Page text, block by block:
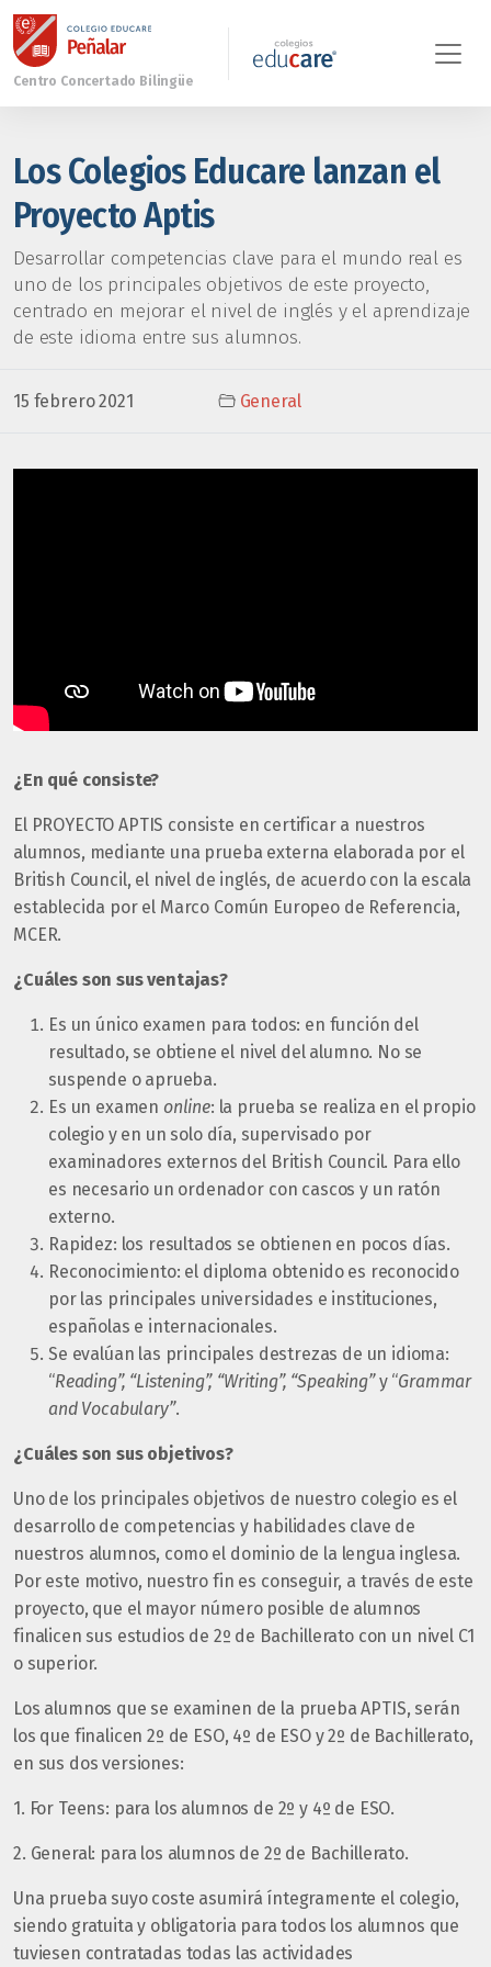
Los Colegios Educare lanzan el
Proyecto Aptis
Desarrollar competencias clave para el mundo real es
uno de los principales objetivos de este proyecto,
centrado en mejorar el nivel de inglés y el aprendizaje
de este idioma entre sus alumnos.
15 febrero 2021 General
¿En qué consiste?
El PROYECTO APTIS consiste en certificar a nuestros
alumnos, mediante una prueba externa elaborada por el
British Council, el nivel de inglés, de acuerdo con la escala
establecida por el Marco Común Europeo de Referencia,
MCER.
¿Cuáles son sus ventajas?
Es un único examen para todos: en función del
resultado, se obtiene el nivel del alumno. No se
suspende o aprueba.
Es un examen online: la prueba se realiza en el propio
colegio y en un solo día, supervisado por
examinadores externos del British Council. Para ello
es necesario un ordenador con cascos y un ratón
externo.
Rapidez: los resultados se obtienen en pocos días.
Reconocimiento: el diploma obtenido es reconocido
por las principales universidades e instituciones,
españolas e internacionales.
Se evalúan las principales destrezas de un idioma:
“Reading”, “Listening”, “Writing”, “Speaking”y “Grammar
and Vocabulary”.
¿Cuáles son sus objetivos?
Uno de los principales objetivos de nuestro colegio es el
desarrollo de competencias y habilidades clave de
nuestros alumnos, como el dominio de la lengua inglesa.
Por este motivo, nuestro fin es conseguir, a través de este
proyecto, que el mayor número posible de alumnos
finalicen sus estudios de 2º de Bachillerato con un nivel C1
o superior.
Los alumnos que se examinen de la prueba APTIS, serán
los que finalicen 2º de ESO, 4º de ESO y 2º de Bachillerato,
en sus dos versiones:
1. For Teens: para los alumnos de 2º y 4º de ESO.
2. General: para los alumnos de 2º de Bachillerato.
Una prueba suyo coste asumirá íntegramente el colegio,
siendo gratuita y obligatoria para todos los alumnos que
tuviesen contratadas todas las actividades